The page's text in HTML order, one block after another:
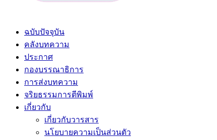
ฉบับปัจจุบัน
คลังบทความ
ประกาศ
กองบรรณาธิการ
การส่งบทความ
จริยธรรมการตีพิมพ์
เกี่ยวกับ
เกี่ยวกับวารสาร
นโยบายความเป็นส่วนตัว